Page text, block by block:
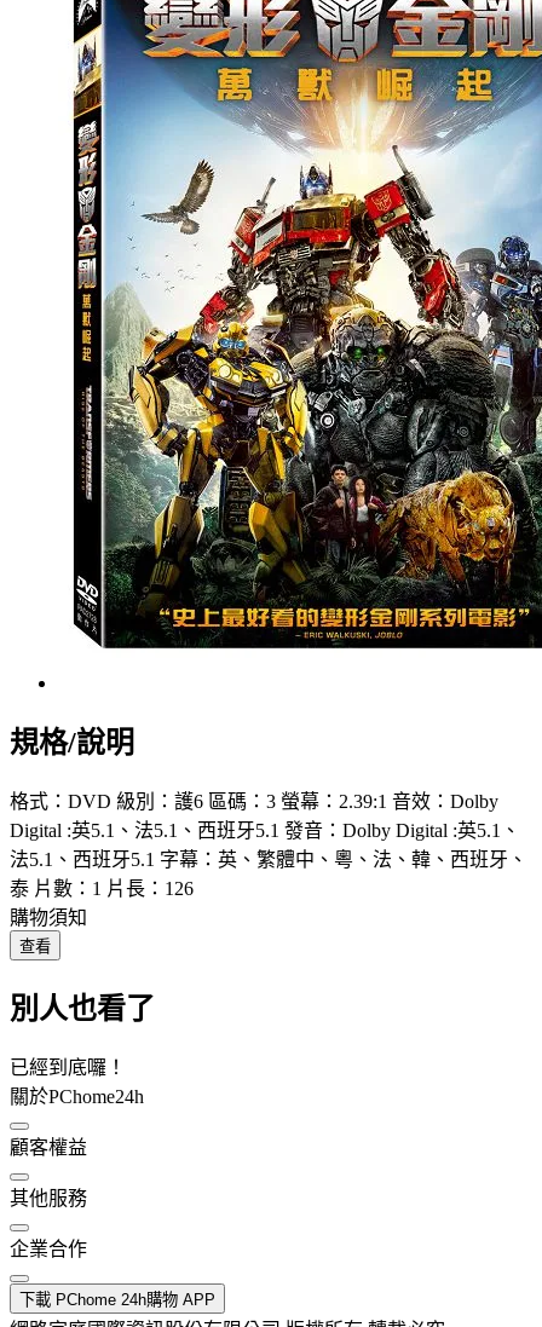
規格/說明
格式：DVD 級別：護6 區碼：3 螢幕：2.39:1 音效：Dolby
Digital :英5.1、法5.1、西班牙5.1 發音：Dolby Digital :英5.1、
法5.1、西班牙5.1 字幕：英、繁體中、粵、法、韓、西班牙、
泰 片數：1 片長：126
購物須知
查看
別人也看了
已經到底囉！
關於PChome24h
顧客權益
其他服務
企業合作
下載 PChome 24h購物 APP